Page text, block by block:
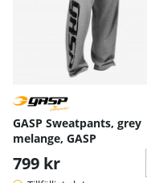
GASP Sweatpants, grey
melange, GASP
799 kr